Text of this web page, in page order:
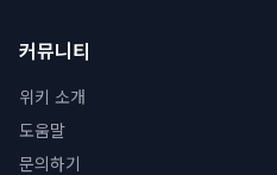
커뮤니티
위키 소개
도움말
문의하기